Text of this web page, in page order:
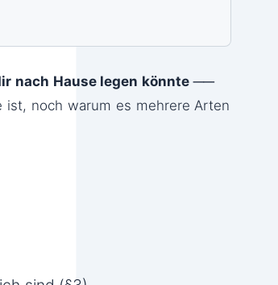
nach Hause legen könnte ──
ist, noch warum es mehrere Arten